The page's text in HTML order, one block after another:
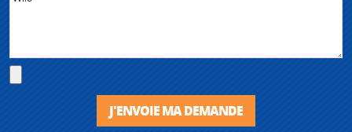
J'ENVOIE MA DEMANDE